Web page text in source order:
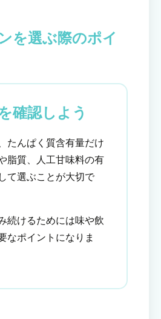
を選ぶ際のポイ
確認しよう
たんぱく質含有量だけ
脂質、人工甘味料の有
て選ぶことが大切で
続けるためには味や飲
なポイントになりま